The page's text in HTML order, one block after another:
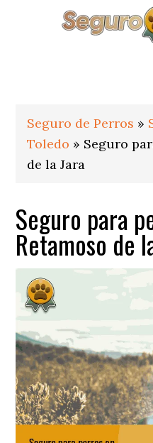
Seguro de Perros »
Toledo » Seguro
de la Jara
Seguro para
Retamoso de